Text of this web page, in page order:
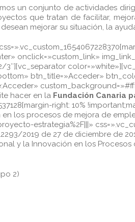
un conjunto de actividades
que tratan de facilitar,
mejorar su situación, la
onclick=»custom_link»
3″][vc_separator
btn_title=»Acceder»
hacer en la Fundación Canaria
right: 10%
los procesos de mejora de
estrategia%2F|||»
2019 de 27 de diciembre de
y la Innovación en los
2)